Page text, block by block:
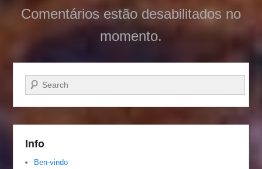
Comentários estão desabilitados no
momento.
Pesquisar…
Info
Ben-vindo